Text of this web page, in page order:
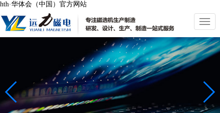
hth·华体会（中国）官方网站
切
换
导
航